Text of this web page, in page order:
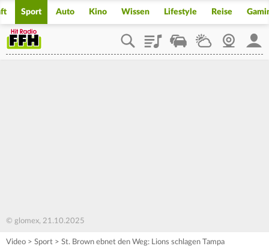
Sport Auto Kino Wissen Lifestyle Reise
PlaylistStaupilotWetterWebcam
© glomex, 21.10.2025
Video > Sport > St. Brown ebnet den Weg: Lions schlagen Tampa